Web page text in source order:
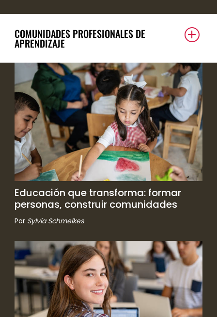
COMUNIDADES PROFESIONALES DE
APRENDIZAJE
Educación que transforma: formar
personas, construir comunidades
Por Sylvia Schmelkes